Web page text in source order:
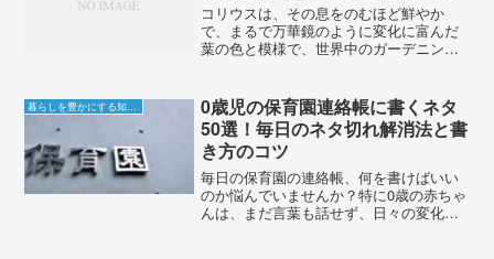
コリウスは、その息をのむほど鮮やか
で、まるで万華鏡のように変化に富んだ
葉の色と模様で、世界中のガーデニング
色、深緑、高貴な紫、そして純白まで、
その色彩のパレットは無限に広...
暮らしを豊かにする知恵袋
0歳児の保育園連絡帳に書くネタ
50選！毎日のネタ切れ解消法と書
き方のコツ
毎日の保育園の連絡帳、何を書けばいい
のか悩んでいませんか？特に0歳の赤ちゃ
んは、まだ言葉も話せず、日々の変化が